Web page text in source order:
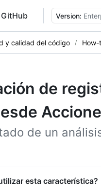
Version:
y calidad del código How-
de
de un
esta característica?